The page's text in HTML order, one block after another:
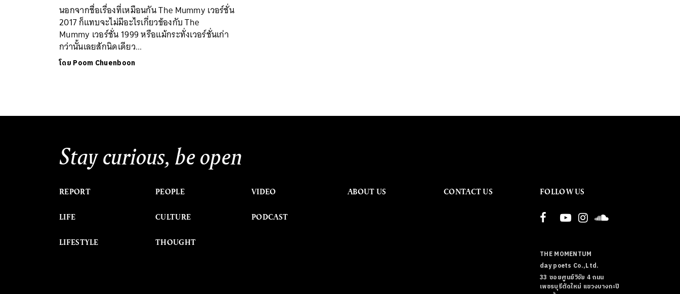
นอกจากชื่อเรื่องที่เหมือนกัน The Mummy เวอร์ชั่น
2017 ก็แทบจะไม่มีอะไรเกี่ยวข้องกับ The
Mummy เวอร์ชั่น 1999 หรือแม้กระทั่งเวอร์ชั่นเก่า
กว่านั้นเลยสักนิดเดียว...
โดย Poom Chuenboon
Stay curious, be open
REPORT
LIFE
LIFESTYLE
PEOPLE
CULTURE
THOUGHT
VIDEO
PODCAST
ABOUT US CONTACT US FOLLOW US
THE MOMENTUM
day poets Co.,Ltd.
33 ซอยศูนย์วิจัย 4 ถนน
เพชรบุรีตัดใหม่ แขวงบางกะปิ